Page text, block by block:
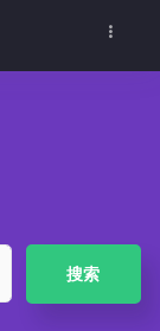
搜索